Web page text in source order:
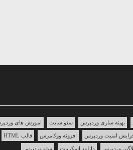
بهینه سازی وردپرس سئو سایت اموزش های
امنیت وردپرس افزونه ووکامرس قالب HTML
وردپرس دانلود اسکریپت سئو وردپرس